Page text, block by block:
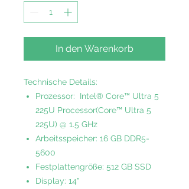
In den Warenkorb
Technische Details:
Prozessor: Intel® Core™ Ultra 5
225U Processor(Core™ Ultra 5
225U) @ 1.5 GHz
Arbeitsspeicher: 16 GB DDR5-
5600
Festplattengröße: 512 GB SSD
Display: 14"